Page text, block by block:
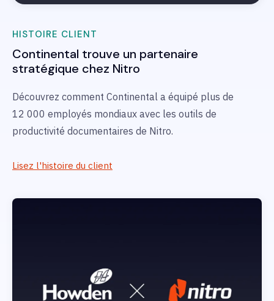
HISTOIRE CLIENT
Continental trouve un partenaire
stratégique chez Nitro
Découvrez comment Continental a équipé plus de
12 000 employés mondiaux avec les outils de
productivité documentaires de Nitro.
Lisez l'histoire du client